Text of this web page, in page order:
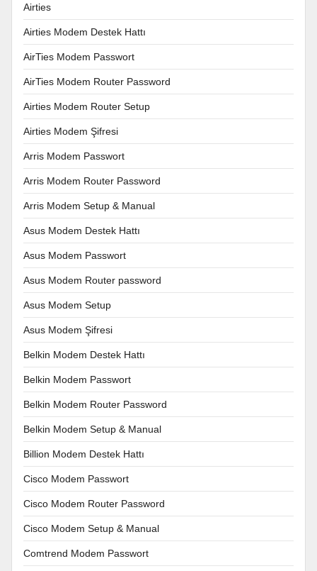
Airties
Airties Modem Destek Hattı
AirTies Modem Passwort
AirTies Modem Router Password
Airties Modem Router Setup
Airties Modem Şifresi
Arris Modem Passwort
Arris Modem Router Password
Arris Modem Setup & Manual
Asus Modem Destek Hattı
Asus Modem Passwort
Asus Modem Router password
Asus Modem Setup
Asus Modem Şifresi
Belkin Modem Destek Hattı
Belkin Modem Passwort
Belkin Modem Router Password
Belkin Modem Setup & Manual
Billion Modem Destek Hattı
Cisco Modem Passwort
Cisco Modem Router Password
Cisco Modem Setup & Manual
Comtrend Modem Passwort